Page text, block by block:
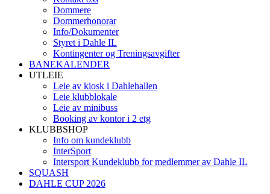
Dommere
Dommerhonorar
Info/Dokumenter
Styret i Dahle IL
Kontingenter og Treningsavgifter
BANEKALENDER
UTLEIE
Leie av kiosk i Dahlehallen
Leie klubblokale
Leie av minibuss
Booking av kontor i 2 etg
KLUBBSHOP
Info om kundeklubb
InterSport
Intersport Kundeklubb for medlemmer av Dahle IL
SQUASH
DAHLE CUP 2026